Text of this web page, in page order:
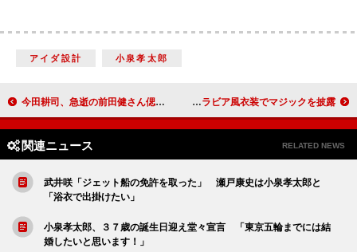
アイダ設計 小泉孝太郎
今田耕司、急逝の前田健さん偲ぶ 「亡くなった感じがしない」 二宮和也、ハリセンボン近藤とＣＭ初共演 アラビア風衣装でマジックを披露！
関連ニュース RELATED NEWS
武井咲「ジェット船の免許を取った」 瀬戸康史は小泉孝太郎と
「浴衣で出掛けたい」
小泉孝太郎、３７歳の誕生日迎え堂々宣言 「東京五輪までには結
婚したいと思います！」